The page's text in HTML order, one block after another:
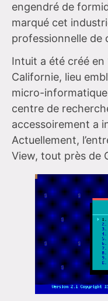
engendré de
marqué cet
professionnelle de
Intuit a été créé en
Californie, lieu
micro-
centre de
accessoirement a
Actuellement,
View, tout près de